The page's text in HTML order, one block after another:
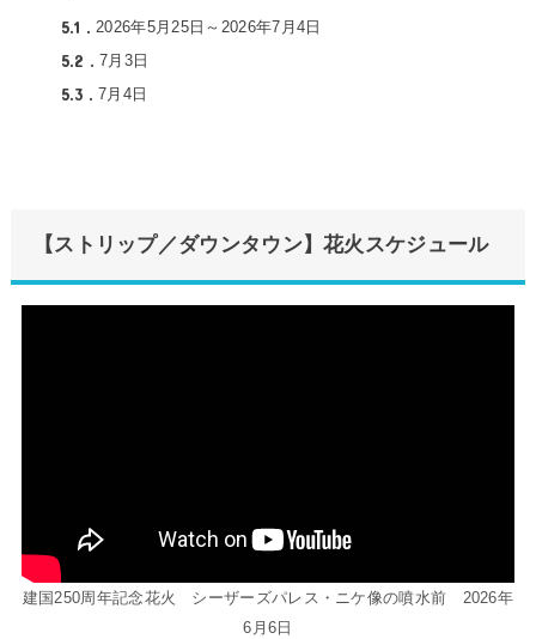
5.1 2026年5月25日～2026年7月4日
5.2 7月3日
5.3 7月4日
【ストリップ／ダウンタウン】花火スケジュール
建国250周年記念花火 シーザーズパレス・ニケ像の噴水前 2026年
6月6日